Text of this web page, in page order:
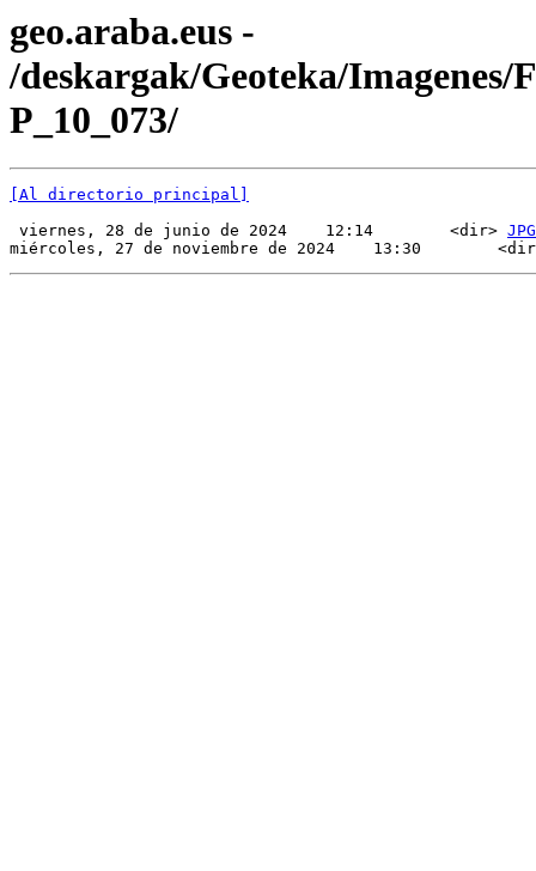
geo.araba.eus -
/deskargak/Geoteka/Imagenes/
P_10_073/
[Al directorio principal]
viernes, 28 de junio de 2024    12:14        <dir> JPG
miércoles, 27 de noviembre de 2024    13:30